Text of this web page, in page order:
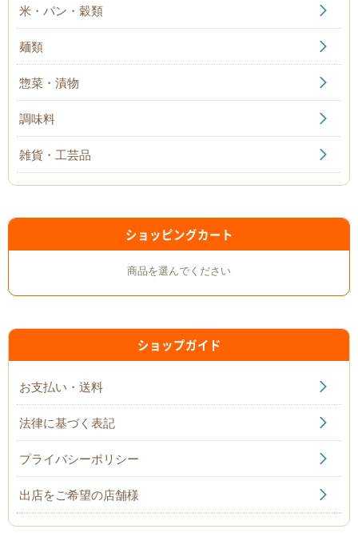
米・パン・穀類
麺類
惣菜・漬物
調味料
雑貨・工芸品
ショッピングカート
商品を選んでください
ショップガイド
お支払い・送料
法律に基づく表記
プライバシーポリシー
出店をご希望の店舗様